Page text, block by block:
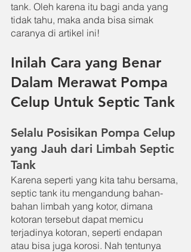
tank. Oleh karena itu bagi anda yang
tidak tahu, maka anda bisa simak
caranya di artikel ini!
Inilah Cara yang Benar
Dalam Merawat Pompa
Celup Untuk Septic Tank
Selalu Posisikan Pompa Celup
yang Jauh dari Limbah Septic
Tank
Karena seperti yang kita tahu bersama,
septic tank itu mengandung bahan-
bahan limbah yang kotor, dimana
kotoran tersebut dapat memicu
terjadinya kotoran, seperti endapan
atau bisa juga korosi. Nah tentunya